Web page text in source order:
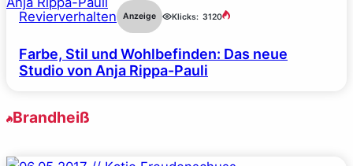
Revierverhalten Anzeige Klicks: 3120
Farbe, Stil und Wohlbefinden: Das neue
Studio von Anja Rippa-Pauli
Brandheiß